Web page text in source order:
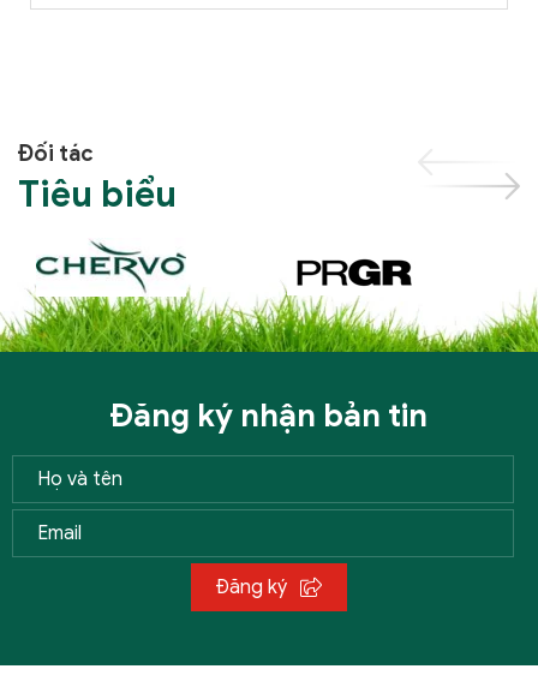
Đối tác
Tiêu biểu
Đăng ký nhận bản tin
Đăng ký